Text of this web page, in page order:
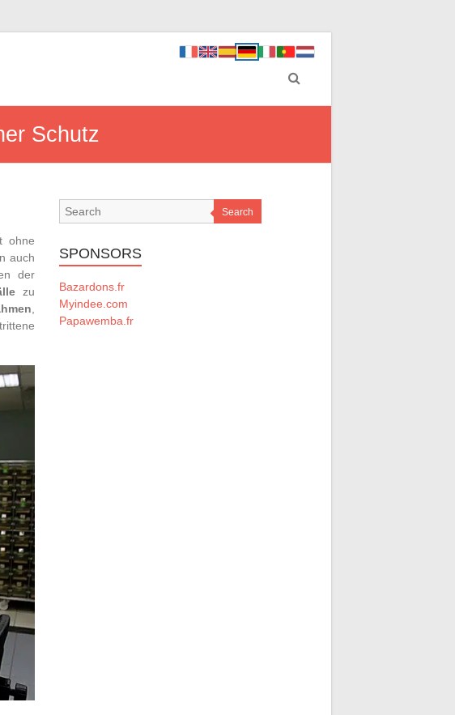
Schutz
ohne
auch
der
zu
Search
SPONSORS
Bazardons.fr
Myindee.com
Papawemba.fr